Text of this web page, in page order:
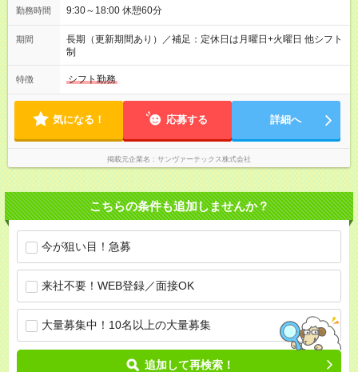
勤務時間 9:30～18:00 休憩60分
期間
長期（更新期間あり）／補足：定休日は月曜日+火曜日 他シフト
制
特徴 シフト勤務
気になる！ 応募する 詳細へ
掲載元企業名 サンヴァーテックス株式会社
こちらの条件も追加しませんか？
今が狙い目！急募
来社不要！WEB登録／面接OK
大量募集中！10名以上の大量募集
追加して再検索！